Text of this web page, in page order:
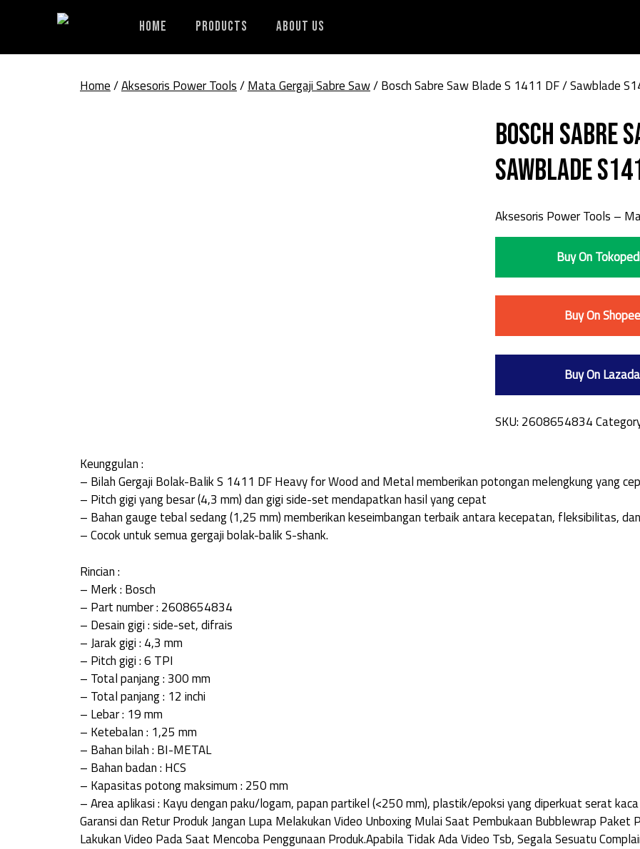
Home Products About Us
Home/Aksesoris Power Tools/Mata Gergaji Sabre Saw/ Bosch Sabre Saw Blade S 1411 DF / Sawblade
Bosch Sabre
Sawblade
Aksesoris Power Tools –
Buy On
Buy On Shopee
Buy On Lazada
SKU: 2608654834
Keunggulan :
– Bilah Gergaji Bolak-Balik S 1411 DF Heavy for Wood and Metal memberikan potongan melengkung yang
– Pitch gigi yang besar (4,3 mm) dan gigi side-set mendapatkan hasil yang cepat
– Bahan gauge tebal sedang (1,25 mm) memberikan keseimbangan terbaik antara kecepatan, fleksibilitas,
– Cocok untuk semua gergaji bolak-balik S-shank.
Rincian :
– Merk : Bosch
– Part number : 2608654834
– Desain gigi : side-set, difrais
– Jarak gigi : 4,3 mm
– Pitch gigi : 6 TPI
– Total panjang : 300 mm
– Total panjang : 12 inchi
– Lebar : 19 mm
– Ketebalan : 1,25 mm
– Bahan bilah : BI-METAL
– Bahan badan : HCS
– Kapasitas potong maksimum : 250 mm
– Area aplikasi : Kayu dengan paku/logam, papan partikel (<250 mm), plastik/epoksi yang diperkuat serat
Garansi dan Retur Produk Jangan Lupa Melakukan Video Unboxing Mulai Saat Pembukaan Bubblewrap Paket
Lakukan Video Pada Saat Mencoba Penggunaan Produk.Apabila Tidak Ada Video Tsb, Segala Sesuatu